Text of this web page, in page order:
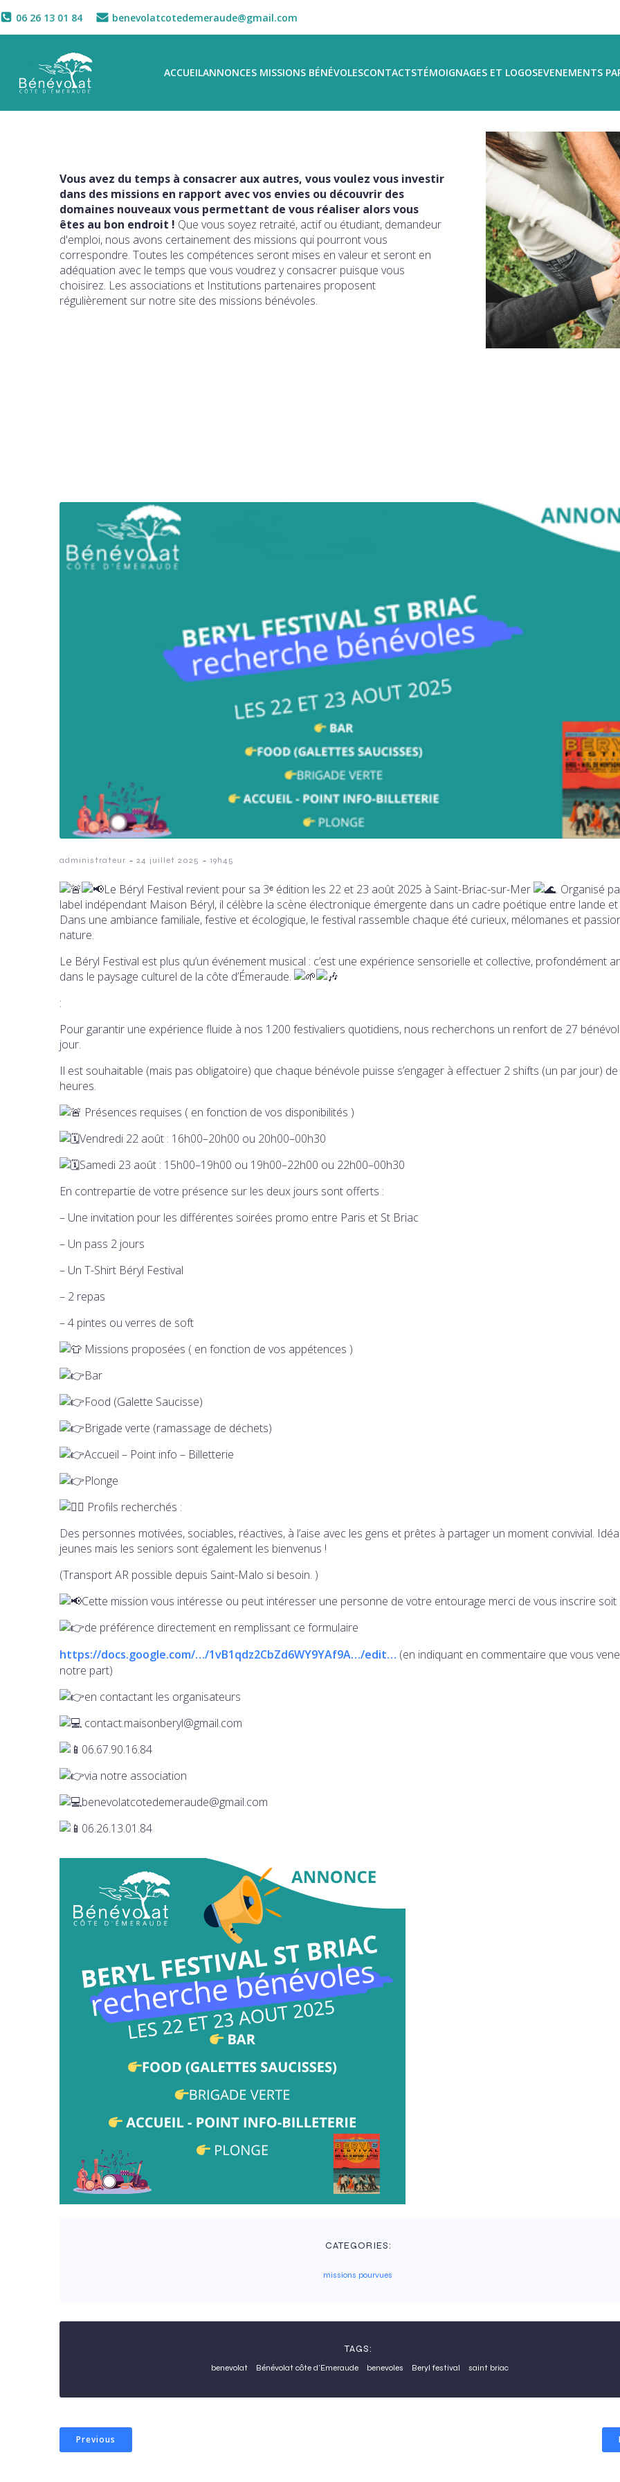
06 26 13 01 84 benevolatcotedemeraude@gmail.com
ACCUEILANNONCES MISSIONS BÉNÉVOLESCONTACTSTÉMOIGNAGES ET LOGOSEVENEMENTS
Vous avez du temps à consacrer aux autres, vous voulez vous investir
dans des missions en rapport avec vos envies ou découvrir des
domaines nouveaux vous permettant de vous réaliser alors vous
êtes au bon endroit ! Que vous soyez retraité, actif ou étudiant, demandeur
d'emploi, nous avons certainement des missions qui pourront vous
correspondre. Toutes les compétences seront mises en valeur et seront en
adéquation avec le temps que vous voudrez y consacrer puisque vous
choisirez. Les associations et Institutions partenaires proposent
régulièrement sur notre site des missions bénévoles.
administrateur - 24 juillet 2025 - 19h45
Le Béryl Festival revient pour sa 3ᵉ édition les 22 et 23 août 2025 à Saint-Briac-sur-Mer
. Organisé
label indépendant Maison Béryl, il célèbre la scène électronique émergente dans un cadre poétique entre lande et
Dans une ambiance familiale, festive et écologique, le festival rassemble chaque été curieux, mélomanes et
nature.
Le Béryl Festival est plus qu’un événement musical : c’est une expérience sensorielle et collective, profondément
dans le paysage culturel de la côte d’Émeraude.
:
Pour garantir une expérience fluide à nos 1200 festivaliers quotidiens, nous recherchons un renfort de 27
jour.
Il est souhaitable (mais pas obligatoire) que chaque bénévole puisse s’engager à effectuer 2 shifts (un par jour)
heures.
Présences requises ( en fonction de vos disponibilités )
Vendredi 22 août : 16h00–20h00 ou 20h00–00h30
Samedi 23 août : 15h00–19h00 ou 19h00–22h00 ou 22h00–00h30
En contrepartie de votre présence sur les deux jours sont offerts :
– Une invitation pour les différentes soirées promo entre Paris et St Briac
– Un pass 2 jours
– Un T-Shirt Béryl Festival
– 2 repas
– 4 pintes ou verres de soft
Missions proposées ( en fonction de vos appétences )
Bar
Food (Galette Saucisse)
Brigade verte (ramassage de déchets)
Accueil – Point info – Billetterie
Plonge
Profils recherchés :
Des personnes motivées, sociables, réactives, à l’aise avec les gens et prêtes à partager un moment convivial.
jeunes mais les seniors sont également les bienvenus !
(Transport AR possible depuis Saint-Malo si besoin. )
Cette mission vous intéresse ou peut intéresser une personne de votre entourage merci de vous inscrire soit
de préférence directement en remplissant ce formulaire
https://docs.google.com/…/1vB1qdz2CbZd6WY9YAf9A…/edit… (en indiquant en commentaire que vous
notre part)
en contactant les organisateurs
contact.maisonberyl@gmail.com
06.67.90.16.84
via notre association
benevolatcotedemeraude@gmail.com
06.26.13.01.84
CATEGORIES:
missions pourvues
TAGS:
benevolat Bénévolat côte d'Emeraude benevoles Beryl festival saint briac
Previous